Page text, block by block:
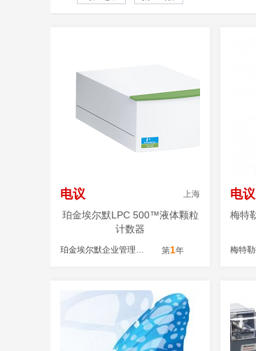
电议 上海
珀金埃尔默LPC 500™液体颗粒
计数器
珀金埃尔默企业管理（上海）有限公司 第1年
电议
梅特
梅特